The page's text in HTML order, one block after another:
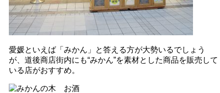
愛媛といえば「みかん」と答える方が大勢いるでしょう
が、道後商店街内にも“みかん”を素材とした商品を販売して
いる店がおすすめ。